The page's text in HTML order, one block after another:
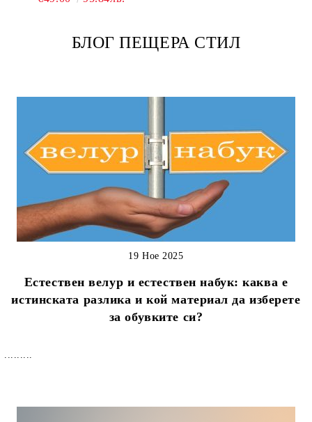
БЛОГ ПЕЩЕРА СТИЛ
Естествен велур и естествен набук: каква е
истинската разлика и кой материал да изберете
за обувките си?
19 Ное 2025
.........